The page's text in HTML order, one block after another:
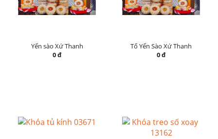
Yến sào Xứ Thanh
0 đ
Tổ Yến Sào Xứ Thanh
0 đ